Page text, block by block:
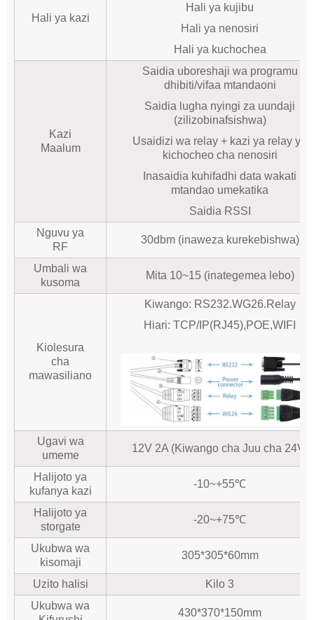
Hali ya kazi
Hali ya kujibu
Hali ya nenosiri
Hali ya kuchochea
Kazi
Maalum
Saidia uboreshaji wa programu
dhibiti/vifaa mtandaoni
Saidia lugha nyingi za uundaji
(zilizobinafsishwa)
Usaidizi wa relay + kazi ya relay ya
kichocheo cha nenosiri
Inasaidia kuhifadhi data wakati
mtandao umekatika
Saidia RSSI
Nguvu ya
RF
30dbm (inaweza kurekebishwa)
Umbali wa
kusoma
Mita 10~15 (inategemea lebo)
Kiolesura
cha
mawasiliano
Kiwango: RS232.WG26.Relay
Hiari: TCP/IP(RJ45),POE,WIFI
Ugavi wa
umeme
12V 2A (Kiwango cha Juu cha 24V)
Halijoto ya
kufanya kazi
-10~+55℃
Halijoto ya
storgate
-20~+75℃
Ukubwa wa
kisomaji
305*305*60mm
Uzito halisi
Kilo 3
Ukubwa wa
430*370*150mm